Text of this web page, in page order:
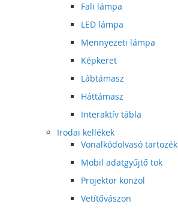
Fali lámpa
LED lámpa
Mennyezeti lámpa
Képkeret
Lábtámasz
Háttámasz
Interaktív tábla
Irodai kellékek
Vonalkódolvasó tartozék
Mobil adatgyűjtő tok
Projektor konzol
Vetítővászon